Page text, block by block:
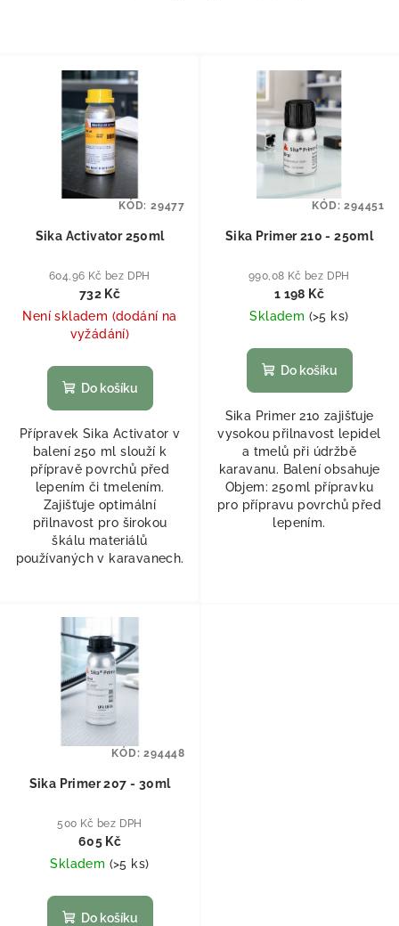
Sika Activator 250ml
604,96 Kč bez DPH
732 Kč
Není skladem (dodání na
vyžádání)
Do košíku
Přípravek Sika Activator v
balení 250 ml slouží k
přípravě povrchů před
lepením či tmelením.
Zajišťuje optimální
přilnavost pro širokou
škálu materiálů
používaných v karavanech.
KÓD: 29477
Sika Primer 210 - 250ml
990,08 Kč bez DPH
1 198 Kč
Skladem (>5 ks)
Do košíku
Sika Primer 210 zajišťuje
vysokou přilnavost lepidel
a tmelů při údržbě
karavanu. Balení obsahuje
Objem: 250ml přípravku
pro přípravu povrchů před
lepením.
KÓD:294451
Sika Primer 207 - 30ml
500 Kč bez DPH
605 Kč
Skladem (>5 ks)
Do košíku
KÓD:294448